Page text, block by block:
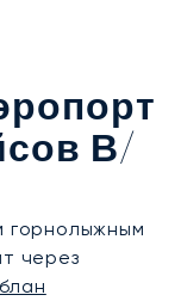
В/
горнолыжным
через